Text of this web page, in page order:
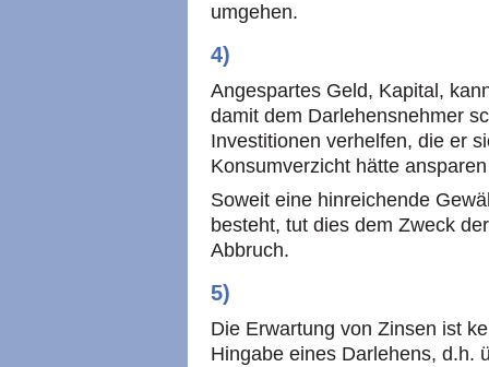
umgehen.
4)
Angespartes Geld, Kapital,
damit dem Darlehensnehmer
Investitionen verhelfen, die er
Konsumverzicht hätte
Soweit eine hinreichende
besteht, tut dies dem Zweck
Abbruch.
5)
Die Erwartung von Zinsen ist
Hingabe eines Darlehens, d.h.